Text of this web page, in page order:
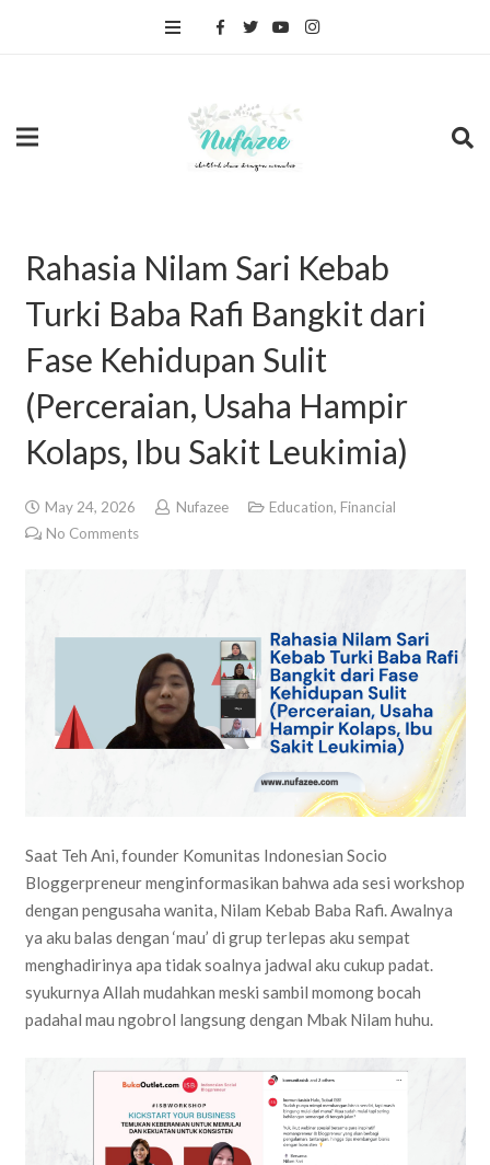
Rahasia Nilam Sari Kebab
Turki Baba Rafi Bangkit dari
Fase Kehidupan Sulit
(Perceraian, Usaha Hampir
Kolaps, Ibu Sakit Leukimia)
May 24, 2026 Nufazee Education, Financial
No Comments
Saat Teh Ani, founder Komunitas Indonesian Socio
Bloggerpreneur menginformasikan bahwa ada sesi workshop
dengan pengusaha wanita, Nilam Kebab Baba Rafi. Awalnya
ya aku balas dengan ‘mau’ di grup terlepas aku sempat
menghadirinya apa tidak soalnya jadwal aku cukup padat.
syukurnya Allah mudahkan meski sambil momong bocah
padahal mau ngobrol langsung dengan Mbak Nilam huhu.